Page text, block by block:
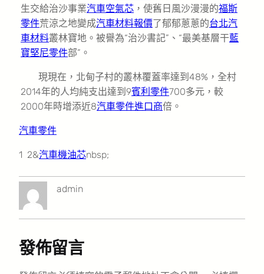
生交給治沙事業汽車空氣芯 ，使舊日風沙漫漫的福斯
零件荒涼之地變成汽車材料報價了郁郁蔥蔥的台北汽
車材料叢林寶地。被譽為“治沙書記”、“最美基層干藍
寶堅尼零件部”。
現現在，北甸子村的叢林覆蓋率達到48%，全村
2014年的人均純支出達到9賓利零件700多元，較
2000年時增添近8汽車零件進口商倍。
汽車零件
1 2&汽車機油芯nbsp;
admin
發佈留言